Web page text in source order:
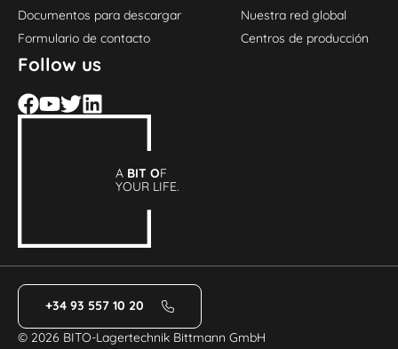
Documentos para descargar
Formulario de contacto
Nuestra red global
Centros de producción
Follow us
A BIT OF
YOUR LIFE.
+34 93 557 10 20
© 2026 BITO-Lagertechnik Bittmann GmbH